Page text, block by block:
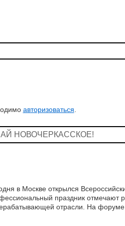
авторизоваться.
НОВОЧЕРКАССКОЕ!
в Москве открылся
праздник отмечают
отрасли. На форуме